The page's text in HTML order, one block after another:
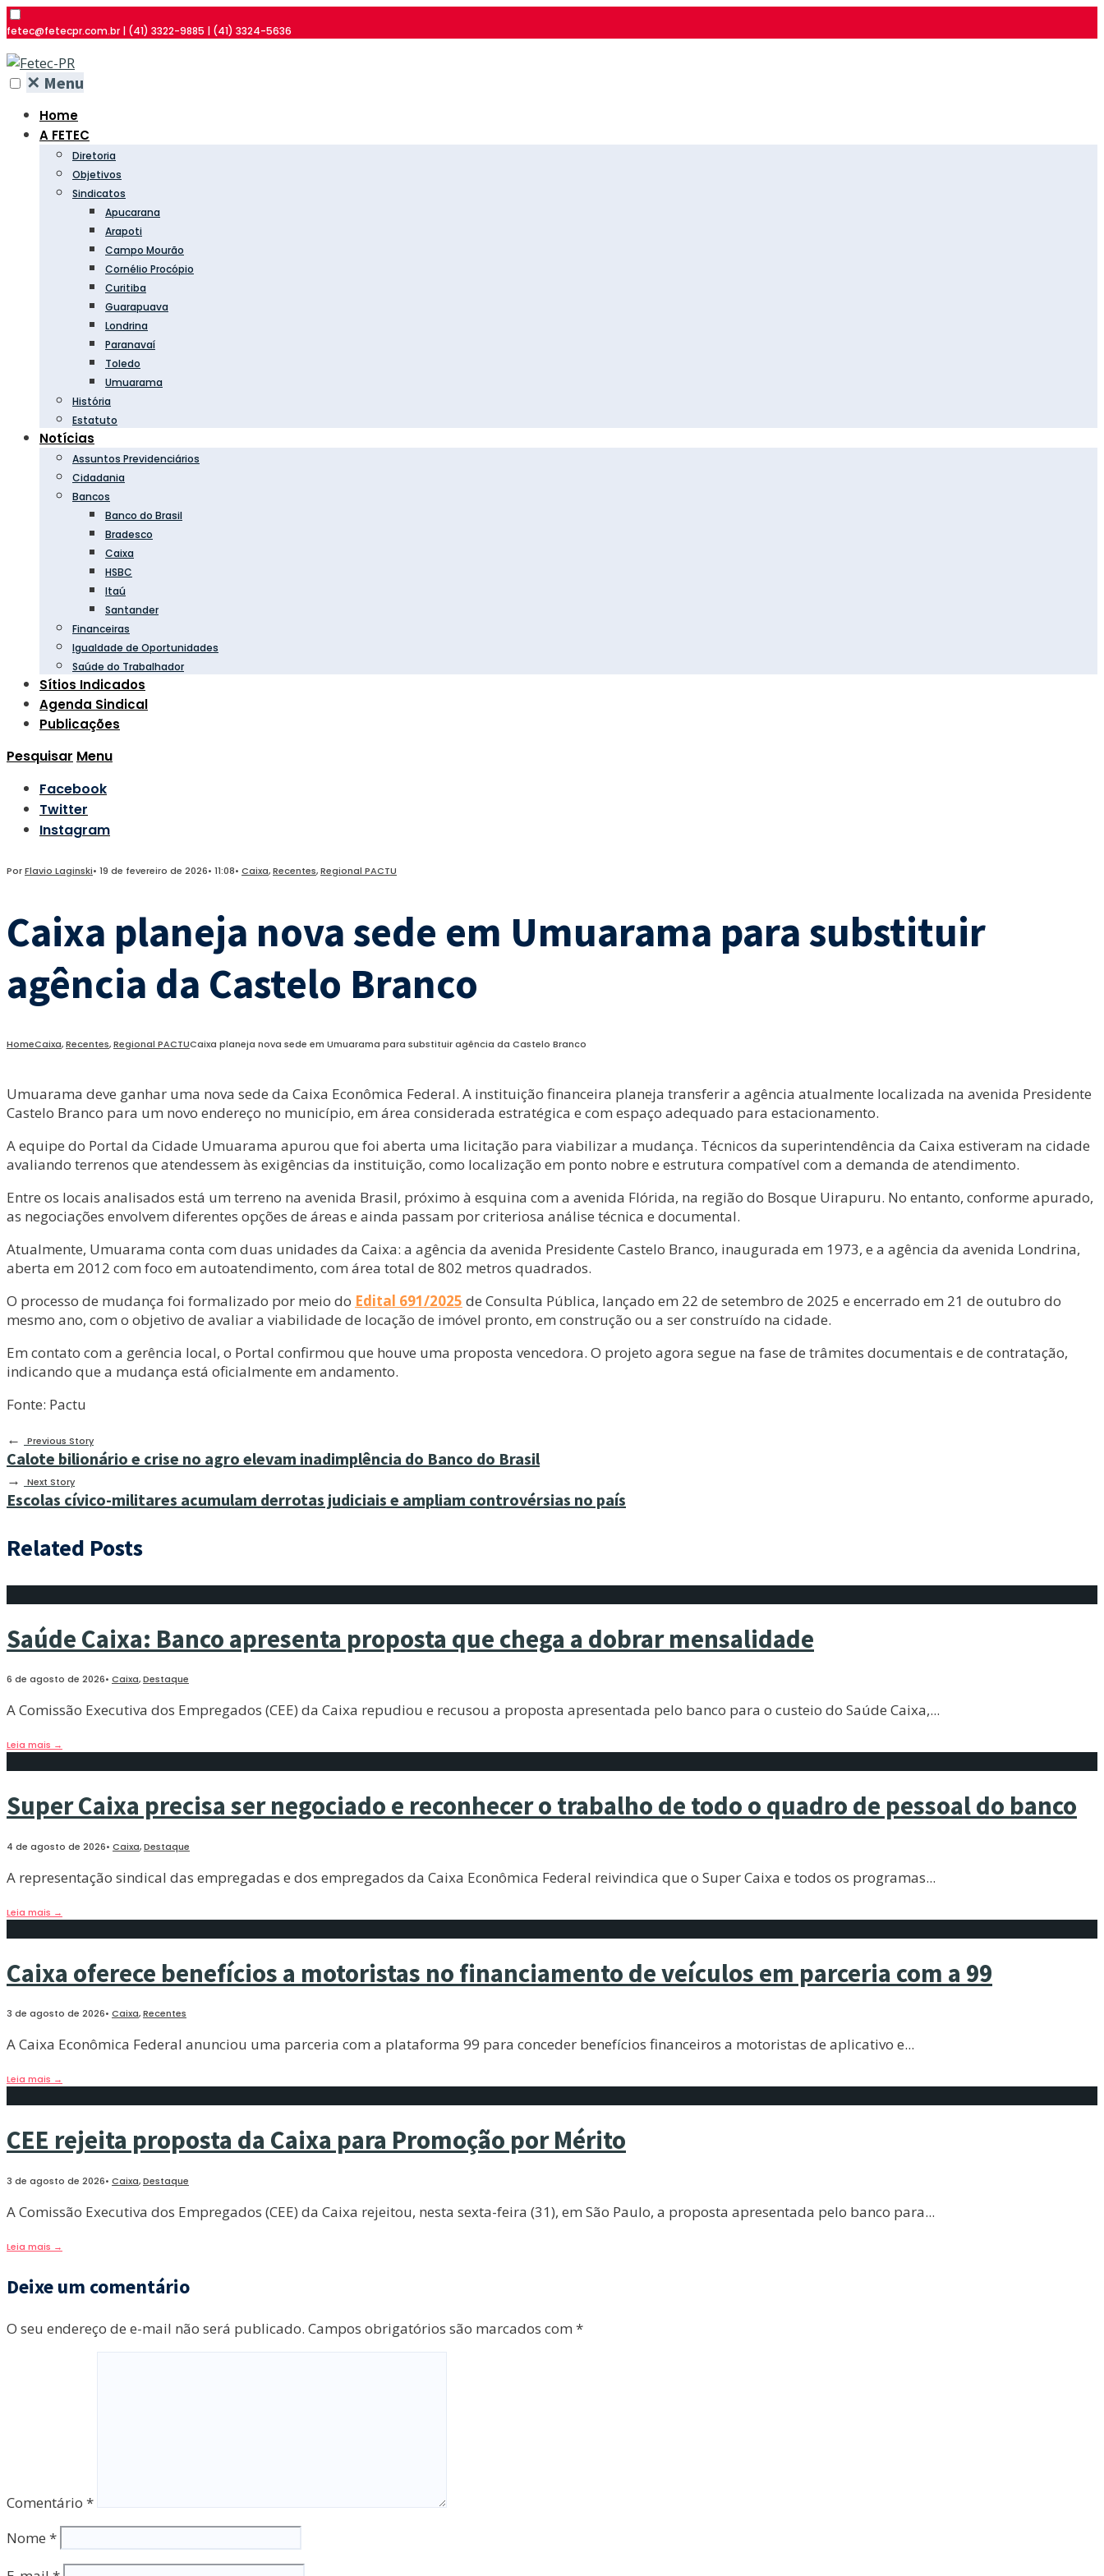
fetec@fetecpr.com.br | (41) 3322-9885 | (41) 3324-5636
✕ Menu
Home
A FETEC
Diretoria
Objetivos
Sindicatos
Apucarana
Arapoti
Campo Mourão
Cornélio Procópio
Curitiba
Guarapuava
Londrina
Paranavaí
Toledo
Umuarama
História
Estatuto
Notícias
Assuntos Previdenciários
Cidadania
Bancos
Banco do Brasil
Bradesco
Caixa
HSBC
Itaú
Santander
Financeiras
Igualdade de Oportunidades
Saúde do Trabalhador
Sítios Indicados
Agenda Sindical
Publicações
Pesquisar Menu
Facebook
Twitter
Instagram
PorFlavio Laginski• 19 de fevereiro de 2026• 11:08• Caixa,Recentes,Regional PACTU
Caixa planeja nova sede em Umuarama para substituir
agência da Castelo Branco
HomeCaixa,Recentes,Regional PACTUCaixa planeja nova sede em Umuarama para substituir agência da Castelo Branco
Umuarama deve ganhar uma nova sede da Caixa Econômica Federal. A instituição financeira planeja transferir a agência atualmente localizada na avenida Presidente
Castelo Branco para um novo endereço no município, em área considerada estratégica e com espaço adequado para estacionamento.
A equipe do Portal da Cidade Umuarama apurou que foi aberta uma licitação para viabilizar a mudança. Técnicos da superintendência da Caixa estiveram na cidade
avaliando terrenos que atendessem às exigências da instituição, como localização em ponto nobre e estrutura compatível com a demanda de atendimento.
Entre os locais analisados está um terreno na avenida Brasil, próximo à esquina com a avenida Flórida, na região do Bosque Uirapuru. No entanto, conforme apurado,
as negociações envolvem diferentes opções de áreas e ainda passam por criteriosa análise técnica e documental.
Atualmente, Umuarama conta com duas unidades da Caixa: a agência da avenida Presidente Castelo Branco, inaugurada em 1973, e a agência da avenida Londrina,
aberta em 2012 com foco em autoatendimento, com área total de 802 metros quadrados.
O processo de mudança foi formalizado por meio do Edital 691/2025 de Consulta Pública, lançado em 22 de setembro de 2025 e encerrado em 21 de outubro do
mesmo ano, com o objetivo de avaliar a viabilidade de locação de imóvel pronto, em construção ou a ser construído na cidade.
Em contato com a gerência local, o Portal confirmou que houve uma proposta vencedora. O projeto agora segue na fase de trâmites documentais e de contratação,
indicando que a mudança está oficialmente em andamento.
Fonte: Pactu
←
Previous Story
Calote bilionário e crise no agro elevam inadimplência do Banco do Brasil
→ Next Story
Escolas cívico-militares acumulam derrotas judiciais e ampliam controvérsias no país
Related Posts
Saúde Caixa: Banco apresenta proposta que chega a dobrar mensalidade
6 de agosto de 2026• Caixa,Destaque
A Comissão Executiva dos Empregados (CEE) da Caixa repudiou e recusou a proposta apresentada pelo banco para o custeio do Saúde Caixa,...
Leia mais →
Super Caixa precisa ser negociado e reconhecer o trabalho de todo o quadro de pessoal do banco
4 de agosto de 2026• Caixa,Destaque
A representação sindical das empregadas e dos empregados da Caixa Econômica Federal reivindica que o Super Caixa e todos os programas...
Leia mais →
Caixa oferece benefícios a motoristas no financiamento de veículos em parceria com a 99
3 de agosto de 2026• Caixa,Recentes
A Caixa Econômica Federal anunciou uma parceria com a plataforma 99 para conceder benefícios financeiros a motoristas de aplicativo e...
Leia mais →
CEE rejeita proposta da Caixa para Promoção por Mérito
3 de agosto de 2026• Caixa,Destaque
A Comissão Executiva dos Empregados (CEE) da Caixa rejeitou, nesta sexta-feira (31), em São Paulo, a proposta apresentada pelo banco para...
Leia mais →
Deixe um comentário
O seu endereço de e-mail não será publicado. Campos obrigatórios são marcados com *
Comentário *
Nome *